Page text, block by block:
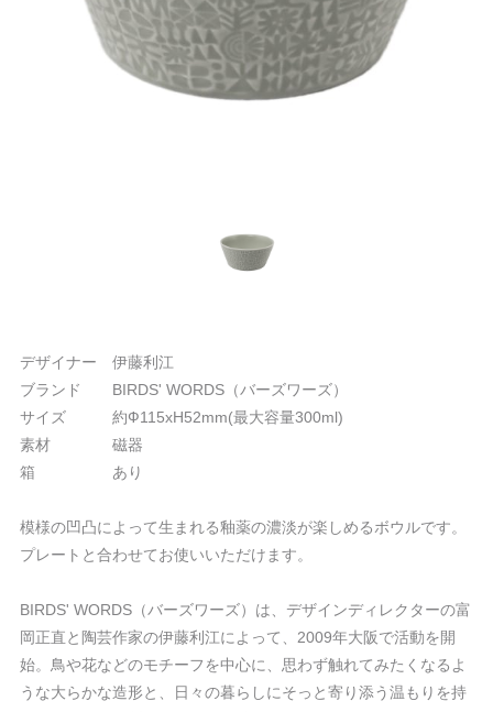
デザイナー 伊藤利江
ブランド BIRDS' WORDS（バーズワーズ）
サイズ 約Ф115xH52mm(最大容量300ml)
素材 磁器
箱 あり
模様の凹凸によって生まれる釉薬の濃淡が楽しめるボウルです。
プレートと合わせてお使いいただけます。
BIRDS' WORDS（バーズワーズ）は、デザインディレクターの富
岡正直と陶芸作家の伊藤利江によって、2009年大阪で活動を開
始。鳥や花などのモチーフを中心に、思わず触れてみたくなるよ
うな大らかな造形と、日々の暮らしにそっと寄り添う温もりを持